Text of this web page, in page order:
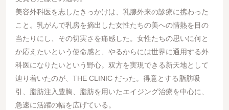
美容外科医を志したきっかけは、乳腺外来の診療に携わった
こと。乳がんで乳房を摘出した女性たちの美への情熱を目の
当たりにし、その切実さを痛感した。女性たちの思いに何と
か応えたいという使命感と、やるからには世界に通用する外
科医になりたいという野心。双方を実現できる新天地として
辿り着いたのが、THE CLINIC だった。得意とする脂肪吸
引、脂肪注入豊胸、脂肪を用いたエイジング治療を中心に、
急速に活躍の幅を広げている。